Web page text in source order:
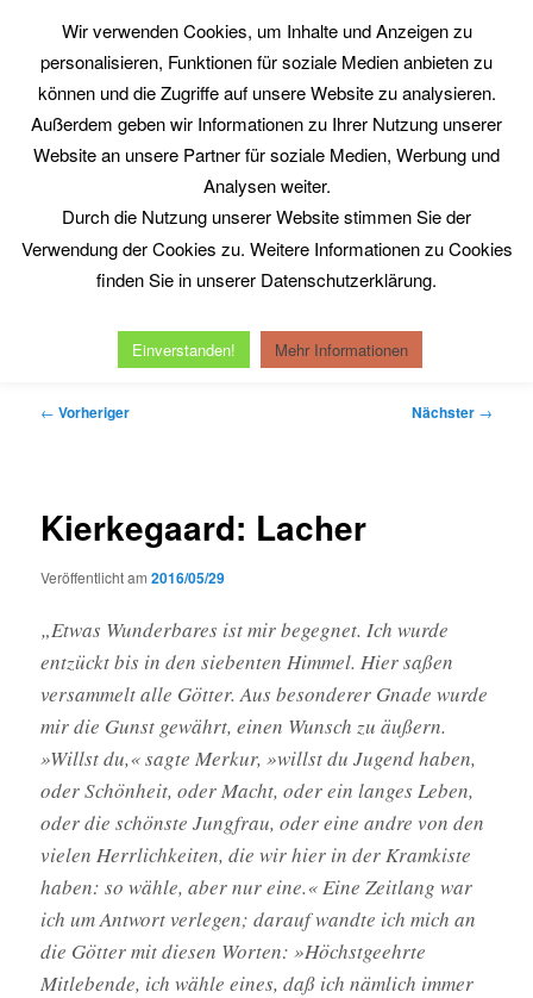
springenPhilosophy@Work
www.philosophy-at-work.eu
HauptmenüHome Neuerscheinungen Kurt Röttgers
Datenschutzerklärung Impressum
Beitragsnavigation
← Vorheriger Nächster →
Kierkegaard: Lacher
Veröffentlicht am2016/05/29
„Etwas Wunderbares ist mir begegnet. Ich wurde
entzückt bis in den siebenten Himmel. Hier saßen
versammelt alle Götter. Aus besonderer Gnade wurde
mir die Gunst gewährt, einen Wunsch zu äußern.
»Willst du,« sagte Merkur, »willst du Jugend haben,
oder Schönheit, oder Macht, oder ein langes Leben,
oder die schönste Jungfrau, oder eine andre von den
vielen Herrlichkeiten, die wir hier in der Kramkiste
haben: so wähle, aber nur eine.« Eine Zeitlang war
ich um Antwort verlegen; darauf wandte ich mich an
die Götter mit diesen Worten: »Höchstgeehrte
Mitlebende, ich wähle eines, daß ich nämlich immer
Wir verwenden Cookies, um Inhalte und Anzeigen zu
personalisieren, Funktionen für soziale Medien anbieten zu
können und die Zugriffe auf unsere Website zu analysieren.
Außerdem geben wir Informationen zu Ihrer Nutzung unserer
Website an unsere Partner für soziale Medien, Werbung und
Analysen weiter.
Durch die Nutzung unserer Website stimmen Sie der
Verwendung der Cookies zu. Weitere Informationen zu Cookies
finden Sie in unserer Datenschutzerklärung.
Einverstanden! Mehr Informationen